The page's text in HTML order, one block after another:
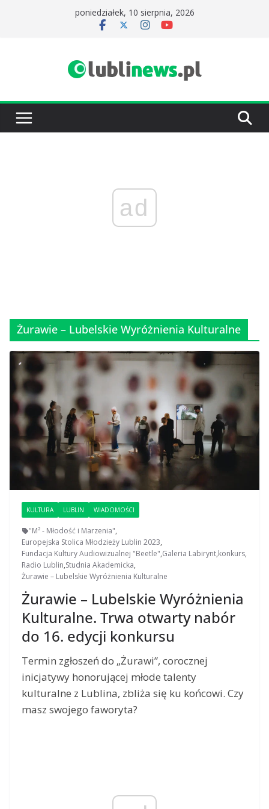
poniedziałek, 10 sierpnia, 2026
ad
Żurawie – Lubelskie Wyróżnienia Kulturalne
KULTURA LUBLIN WIADOMOŚCI
"M² - Młodość i Marzenia",
Europejska Stolica Młodzieży Lublin 2023,
Fundacja Kultury Audiowizualnej "Beetle",Galeria Labirynt,konkurs,
Radio Lublin,Studnia Akademicka,
Żurawie – Lubelskie Wyróżnienia Kulturalne
Żurawie – Lubelskie Wyróżnienia
Kulturalne. Trwa otwarty nabór
do 16. edycji konkursu
Termin zgłoszeń do „Żurawi”, corocznej
inicjatywy honorującej młode talenty
kulturalne z Lublina, zbliża się ku końcowi. Czy
masz swojego faworyta?